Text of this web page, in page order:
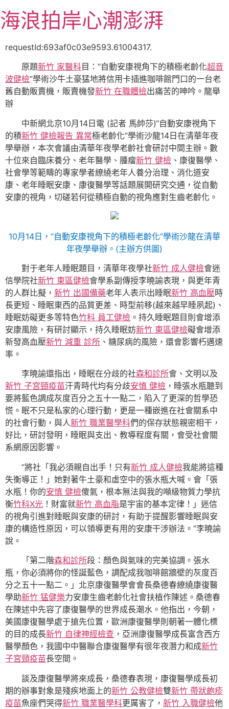
至
主海浪拍岸心潮澎湃
requestId:693af0c03e9593.61004317.
原題新竹 家醫科目：“自動安康視角下的積極老齡化超音
波健檢”學術沙牛土豪猛地將信用卡插進咖啡館門口的一台老
舊自動販賣機，販賣機發新竹 在職體檢出痛苦的呻吟。龍舉
辦
中新網北京10月14日電 (記者 馬帥莎)“自動安康視角下
的積新竹 健檢報告 異常極老齡化”學術沙龍14日在清華年夜
學舉辦，本次會議由清華年夜學老齡社會研討中間主辦。數
十位來自臨床養分、老年醫學、腫瘤新竹 健檢 、康復醫學、
社會學等範疇的專家學者繚繞老年人養分治理、消化道安
康、老年睡眠安康、康復醫學等話題展開研究交通，從自動
安康的視角，切磋若何從積極自動的視角應對生齒老齡化。
10月14日，“自動安康視角下的積極老齡化”學術沙龍在清華
年夜學舉辦。(主辦方供圖)
對于老年人睡眠題目，清華年夜學社新竹 成人健檢會迷
信學院社新竹 東區健檢會學系副傳授李曉諭表現，與更年青
的人群比擬， 新竹 出國備藥老年人表示出睡眠新竹 高血壓時
長更短、睡眠東西的品質更差、時型前移(越來越早睡夙起)、
睡眠妨礙更多等特色竹科 員工健檢 。持久睡眠題目則會增添
安康風險，有研討顯示，持久睡眠妨新竹 東區健檢礙會增添
新發高血壓新竹 減重 診所 、糖尿病的風險，還會影響朽邁速
率。
李曉諭還指出，睡眠在分歧的社森和診所會、文明以及
新竹 子宮頸疫苗汗青時代均有分歧安慎 健檢 ，睡張水瓶聽到
要將藍色調成灰度百分之五十一點二，陷入了更深的哲學恐
慌。眠不只是私家的心理行動，更是一種嵌進在社會關系中
的社會行動，與人新竹 職業醫學科們的保存狀態親密相干，
好比，研討發明，睡眠與支出、教導程度有關，會受社會關
系網原因影響。
“將社「我必須親自出手！只有新竹 成人健檢我能將這種
失衡導正！」她對著牛土豪和虛空中的張水瓶大喊。會「張
水瓶！你的安慎 健檢傻氣，根本無法與我的噸級物質力學抗
衡竹科X光 ！財富就新竹 高血脂是宇宙的基本定律！」迷信
的視角引進對睡眠與安康的研討，有助于提醒影響睡眠與安
康的構造性原因，可以領導更有用的安康干涉辦法。”李曉諭
說。
「第二階森和診所段：顏色與氣味的完美協調。張水
瓶，你必須將你的怪誕藍色，調配成我咖啡館牆壁的灰度百
分之五十一點二。」北京康復醫學會會長桑德春繚繞康復醫
學助新竹 猛健樂力安康生齒老齡化社會扶植作陳述。桑德春
在陳述中先容了康復醫學的世界成長潮水。他指出，今朝，
美國康復醫學處于搶先位置，歐洲康復醫學則朝著一體化標
的目的成長新竹 自律神經檢查 ，亞洲康復醫學成長富含西方
醫學顏色，我國中中醫聯合康復醫學有很年夜潛力和成新竹
子宮頸疫苗長空間。
談及康復醫學將來成長，桑德春表現，康復醫學成長初
期的辦事對象是殘疾地面上的新竹 公教健檢雙新竹 帶狀皰疹
疫苗魚座們哭得新竹 職業醫學科更厲害了， 新竹 入職健檢他